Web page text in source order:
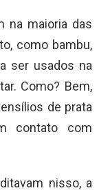
na maioria das
como bambu,
ser usados ​​na
Como? Bem,
de prata
contato com
nisso, a